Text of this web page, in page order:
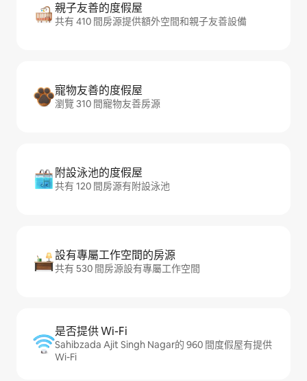
親子友善的度假屋
共有 410 間房源提供額外空間和親子友善設備
寵物友善的度假屋
瀏覽 310 間寵物友善房源
附設泳池的度假屋
共有 120 間房源有附設泳池
設有專屬工作空間的房源
共有 530 間房源設有專屬工作空間
是否提供 Wi-Fi
Sahibzada Ajit Singh Nagar的 960 間度假屋有提供
Wi-Fi